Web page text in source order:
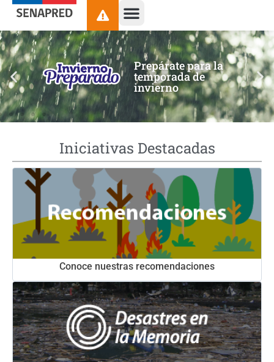
contenido
Prepárate para la
temporada de
invierno
Iniciativas Destacadas
Conoce nuestras recomendaciones